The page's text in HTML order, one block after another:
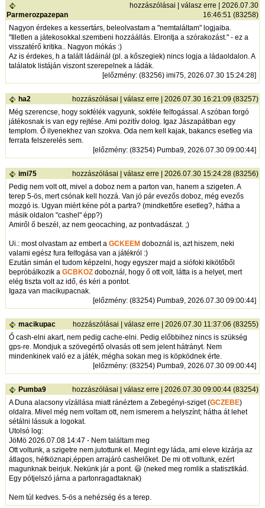
Parmerozpazepan
hozzászólásai |válasz erre | 2026.07.30
16:46:51 (83258)
Nagyon érdekes a kessertárs, beleolvastam a "nemtaláltam" logjaiba.
"Illetlen a játekosokkal.szembeni hozzáállás. Elrontja a szórakozást." - ez a
visszatérő kritika.. Nagyon mókás :)
Az is érdekes, h a talált ládáinál (pl. a kőszegiek) nincs logja a ládaoldalon. A
találatok listáján viszont szerepelnek a ládák.
[előzmény: (83256) imi75, 2026.07.30 15:24:28]
ha2 hozzászólásai |válasz erre | 2026.07.30 16:21:09 (83257)
Még szerencse, hogy sokfélék vagyunk, sokféle felfogással. A szóban forgó
játékosnak is van egy rejtése. Ami pozitív dolog. Igaz Jászapátiban egy
templom. Ő ilyenekhez van szokva. Oda nem kell kajak, bakancs esetleg via
ferrata felszerelés sem.
[előzmény: (83254) Pumba9, 2026.07.30 09:00:44]
imi75 hozzászólásai |válasz erre | 2026.07.30 15:24:28 (83256)
Pedig nem volt ott, mivel a doboz nem a parton van, hanem a szigeten. A
terep 5-ös, mert csónak kell hozzá. Van jó pár evezős doboz, még evezős
mozgó is. Ugyan miért kéne pót a partra? (mindkettőre esetleg?, hátha a
másik oldalon "cashel" épp?)
Amiről ő beszél, az nem geocaching, az pontvadászat. ;)
Ui.: most olvastam az embert aGCKEEM doboznál is, azt hiszem, neki
valami egész fura felfogása van a játékról :)
Ezután simán el tudom képzelni, hogy egyszer majd a siófoki kikötőből
bepróbálkozik aGCBKOZ doboznál, hogy ő ott volt, látta is a helyet, mert
elég tiszta volt az idő, és kéri a pontot.
Igaza van macikupacnak.
[előzmény: (83254) Pumba9, 2026.07.30 09:00:44]
macikupac hozzászólásai |válasz erre | 2026.07.30 11:37:06 (83255)
Ő cash-elni akart, nem pedig cache-elni. Pedig előbbihez nincs is szükség
gps-re. Mondjuk a szövegértő olvasás ott sem jelent hátrányt. Nem
mindenkinek való ez a játék, mégha sokan meg is köpködnek érte.
[előzmény: (83254) Pumba9, 2026.07.30 09:00:44]
Pumba9 hozzászólásai |válasz erre | 2026.07.30 09:00:44 (83254)
A Duna alacsony vízállása miatt ránéztem a Zebegényi-sziget (GCZEBE)
oldalra. Mivel még nem voltam ott, nem ismerem a helyszínt; hátha át lehet
sétálni lássuk a logokat.
Utolsó log:
JöMö 2026.07.08 14:47 - Nem találtam meg
Ott voltunk, a szigetre nem.jutottunk el. Megint egy láda, ami eleve kizárja az
átlagos, hétköznapi,éppen arrajáró cashelőket. De mi ott voltunk, ezért
magunknak beirjuk. Nekünk jár a pont. 😃 (neked meg romlik a statisztikád.
Egy pótjelszó járna a partonragadtaknak)
Nem túl kedves. 5-ös a nehézség és a terep.